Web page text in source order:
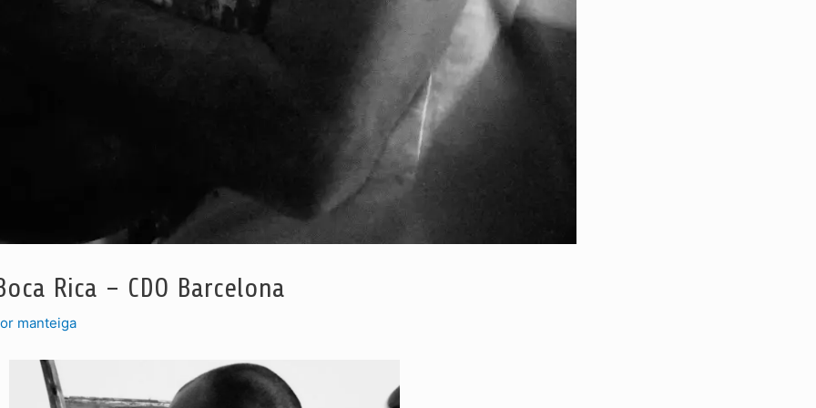
Rica – CDO Barcelona
manteiga